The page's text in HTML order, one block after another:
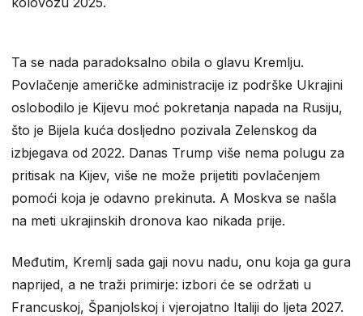
Ta se nada paradoksalno obila o glavu Kremlju.
Povlačenje američke administracije iz podrške Ukrajini
oslobodilo je Kijevu moć pokretanja napada na Rusiju,
što je Bijela kuća dosljedno pozivala Zelenskog da
izbjegava od 2022. Danas Trump više nema polugu za
pritisak na Kijev, više ne može prijetiti povlačenjem
pomoći koja je odavno prekinuta. A Moskva se našla
na meti ukrajinskih dronova kao nikada prije.
Međutim, Kremlj sada gaji novu nadu, onu koja ga gura
naprijed, a ne traži primirje: izbori će se održati u
Francuskoj, Španjolskoj i vjerojatno Italiji do ljeta 2027.